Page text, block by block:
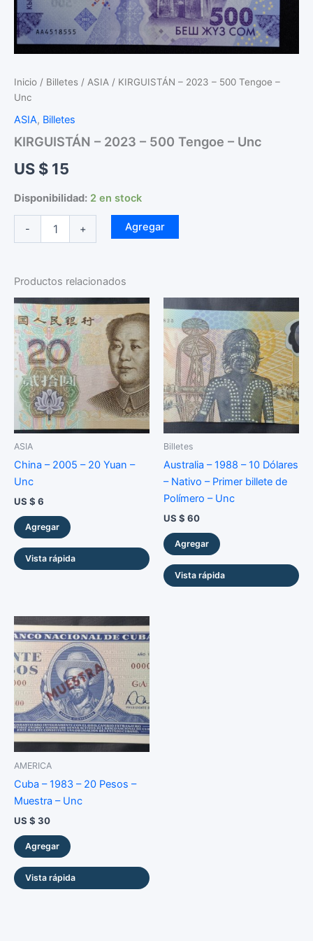
Inicio / Billetes / ASIA / KIRGUISTÁN – 2023 – 500 Tengoe –
Unc
ASIA, Billetes
KIRGUISTÁN – 2023 – 500 Tengoe – Unc
US $ 15
Disponibilidad: 2 en stock
-
500
-
Unc
cantidad
+ Agregar
Productos relacionados
ASIA
China – 2005 – 20 Yuan –
Unc
US $ 6
Agregar
Vista rápida
Billetes
Australia – 1988 – 10 Dólares
– Nativo – Primer billete de
Polímero – Unc
US $ 60
Agregar
Vista rápida
AMERICA
Cuba – 1983 – 20 Pesos –
Muestra – Unc
US $ 30
Agregar
Vista rápida